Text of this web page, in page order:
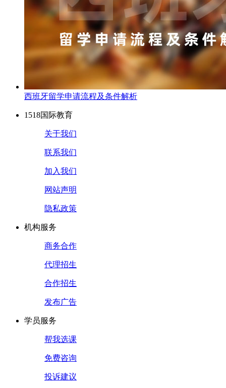
西班牙留学申请流程及条件解析
1518国际教育
关于我们
联系我们
加入我们
网站声明
隐私政策
机构服务
商务合作
代理招生
合作招生
发布广告
学员服务
帮我选课
免费咨询
投诉建议